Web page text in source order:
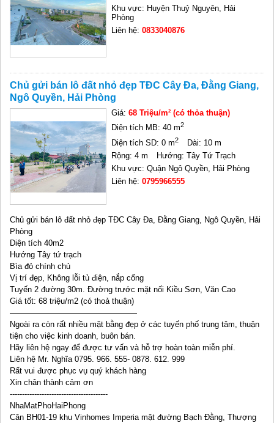
Khu vực: Huyện Thuỷ Nguyên, Hải
Phòng
Liên hệ:0833040876
Chủ gửi bán lô đất nhỏ đẹp TĐC Cây Đa, Đằng Giang,
Ngô Quyền, Hải Phòng
Giá:68 Triệu/m² (có thỏa thuận)
Diện tích MB: 40 m2
Diện tích SD: 0 m2
Dài: 10 m
Rộng: 4 m
Hướng: Tây Tứ Trạch
Khu vực: Quận Ngô Quyền, Hải Phòng
Liên hệ:0795966555
Chủ gửi bán lô đất nhỏ đẹp TĐC Cây Đa, Đằng Giang, Ngô Quyền, Hải
Phòng
Diện tích 40m2
Hướng Tây tứ trạch
Bìa đỏ chính chủ
Vị trí đẹp, Không lỗi tủ điện, nắp cống
Tuyến 2 đường 30m. Đường trước mặt nối Kiều Sơn, Văn Cao
Giá tốt: 68 triệu/m2 (có thoả thuận)
————————————————
Ngoài ra còn rất nhiều mặt bằng đẹp ở các tuyến phố trung tâm, thuận
tiện cho việc kinh doanh, buôn bán.
Hãy liên hệ ngay để được tư vấn và hỗ trợ hoàn toàn miễn phí.
Liên hệ Mr. Nghĩa 0795. 966. 555- 0878. 612. 999
Rất vui được phục vụ quý khách hàng
Xin chân thành cảm ơn
----------------------------------------
NhaMatPhoHaiPhong
Căn BH01-19 khu Vinhomes Imperia mặt đường Bạch Đằng, Thượng